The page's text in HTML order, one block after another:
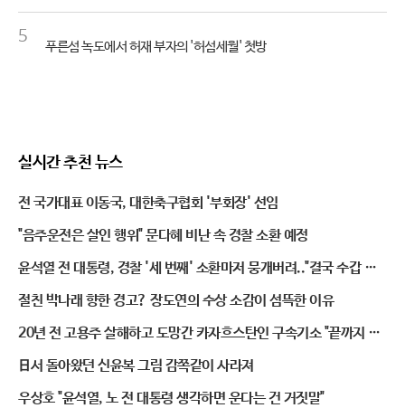
5
푸른섬 녹도에서 허재 부자의 '허섬세월' 첫방
실시간 추천 뉴스
전 국가대표 이동국, 대한축구협회 '부회장' 선임
"음주운전은 살인 행위" 문다혜 비난 속 경찰 소환 예정
윤석열 전 대통령, 경찰 '세 번째' 소환마저 뭉개버려.."결국 수갑 채
우나"
절친 박나래 향한 경고? 장도연의 수상 소감이 섬뜩한 이유
20년 전 고용주 살해하고 도망간 카자흐스탄인 구속기소 "끝까지 잡
는다"
日서 돌아왔던 신윤복 그림 감쪽같이 사라져
우상호 "윤석열, 노 전 대통령 생각하면 운다는 건 거짓말"